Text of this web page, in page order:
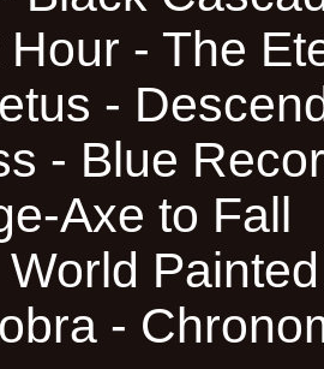
- The
-
- Blue
Axe to Fall
-